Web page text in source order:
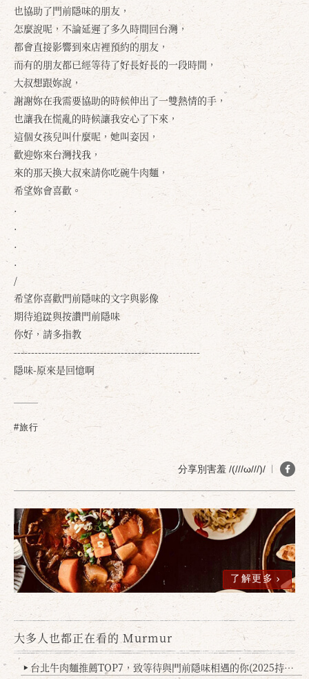
也協助了門前隱味的朋友，
怎麼說呢，不論延遲了多久時間回台灣，
都會直接影響到來店裡預約的朋友，
而有的朋友都已經等待了好長好長的一段時間，
大叔想跟妳說，
謝謝妳在我需要協助的時候伸出了一雙熱情的手，
也讓我在慌亂的時候讓我安心了下來，
這個女孩兒叫什麼呢，她叫姿因，
歡迎妳來台灣找我，
來的那天換大叔來請你吃碗牛肉麵，
希望妳會喜歡。
.
.
.
.
/
希望你喜歡門前隱味的文字與影像
期待追踨與按讚門前隱味
你好，請多指教
------------------------------------------------------
隱味-原來是回憶啊
#旅行
分享別害羞 /(///ω///)/
了解更多
大多人也都正在看的 Murmur
▶ 台北牛肉麵推薦TOP7，致等待與門前隱味相遇的你(2025持續更新